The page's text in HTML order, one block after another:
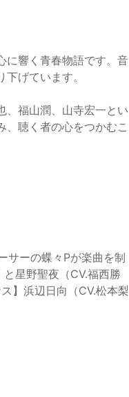
に響く青春物語です。音
げています。
、福山潤、山寺宏一とい
、聴く者の心をつかむこ
サーの蝶々Pが楽曲を制
星野聖夜（CV.福西勝
】浜辺日向（CV.松本梨